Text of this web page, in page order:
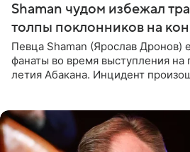
Shaman чудом избежал
толпы поклонников на
Певца Shaman (Ярослав Дронов)
фанаты во время выступления на
летия Абакана. Инцидент